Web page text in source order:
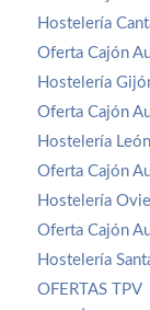
Hostelería
Oferta Cajón
Hostelería
Oferta Cajón
Hostelería León
Oferta Cajón
Hostelería
Oferta Cajón
Hostelería
OFERTAS TPV